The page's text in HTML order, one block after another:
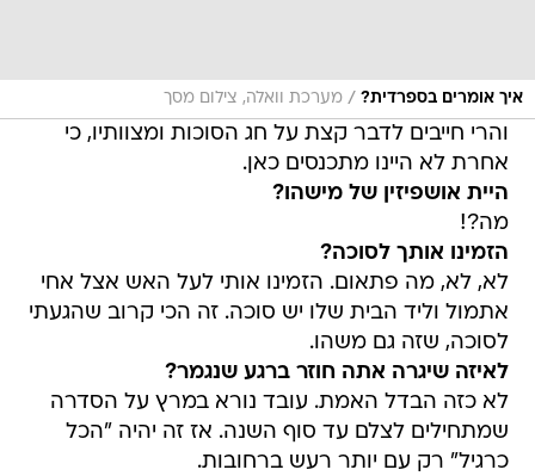
איך אומרים בספרדית? / מערכת וואלה, צילום מסך
והרי חייבים לדבר קצת על חג הסוכות ומצוותיו, כי
אחרת לא היינו מתכנסים כאן.
היית אושפיזין של מישהו?
מה?!
הזמינו אותך לסוכה?
לא, לא, מה פתאום. הזמינו אותי לעל האש אצל אחי
אתמול וליד הבית שלו יש סוכה. זה הכי קרוב שהגעתי
לסוכה, שזה גם משהו.
לאיזה שיגרה אתה חוזר ברגע שנגמר?
לא כזה הבדל האמת. עובד נורא במרץ על הסדרה
שמתחילים לצלם עד סוף השנה. אז זה יהיה "הכל
כרגיל" רק עם יותר רעש ברחובות.